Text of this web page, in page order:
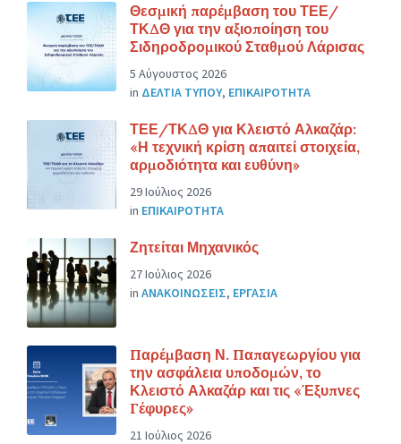
Θεσμική παρέμβαση του ΤΕΕ/
ΤΚΔΘ για την αξιοποίηση του
Σιδηροδρομικού Σταθμού Λάρισας
5 Αύγουστος 2026
in ΔΕΛΤΙΑ ΤΥΠΟΥ, ΕΠΙΚΑΙΡΟΤΗΤΑ
ΤΕΕ/ΤΚΔΘ για Κλειστό Αλκαζάρ:
«Η τεχνική κρίση απαιτεί στοιχεία,
αρμοδιότητα και ευθύνη»
29 Ιούλιος 2026
in ΕΠΙΚΑΙΡΟΤΗΤΑ
Ζητείται Μηχανικός
27 Ιούλιος 2026
in ΑΝΑΚΟΙΝΩΣΕΙΣ, ΕΡΓΑΣΙΑ
Παρέμβαση Ν. Παπαγεωργίου για
την ασφάλεια υποδομών, το
Κλειστό Αλκαζάρ και τις «Έξυπνες
Γέφυρες»
21 Ιούλιος 2026